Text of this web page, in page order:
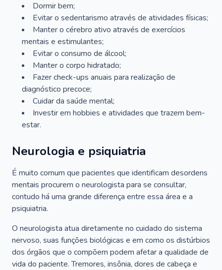
Dormir bem;
Evitar o sedentarismo através de atividades físicas;
Manter o cérebro ativo através de exercícios
mentais e estimulantes;
Evitar o consumo de álcool;
Manter o corpo hidratado;
Fazer check-ups anuais para realização de
diagnóstico precoce;
Cuidar da saúde mental;
Investir em hobbies e atividades que trazem bem-
estar.
Neurologia e psiquiatria
É muito comum que pacientes que identificam desordens
mentais procurem o neurologista para se consultar,
contudo há uma grande diferença entre essa área e a
psiquiatria.
O neurologista atua diretamente no cuidado do sistema
nervoso, suas funções biológicas e em como os distúrbios
dos órgãos que o compõem podem afetar a qualidade de
vida do paciente. Tremores, insônia, dores de cabeça e